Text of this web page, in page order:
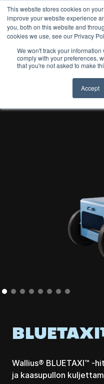
This website stores cookies on
improve your website experience
you, both on this website and
cookies we use, see our Privacy
We won't track your
comply with your preferences,
that you're not asked to make
Accept
Wallius® BLUETAXI™ -
ja kaasupullon